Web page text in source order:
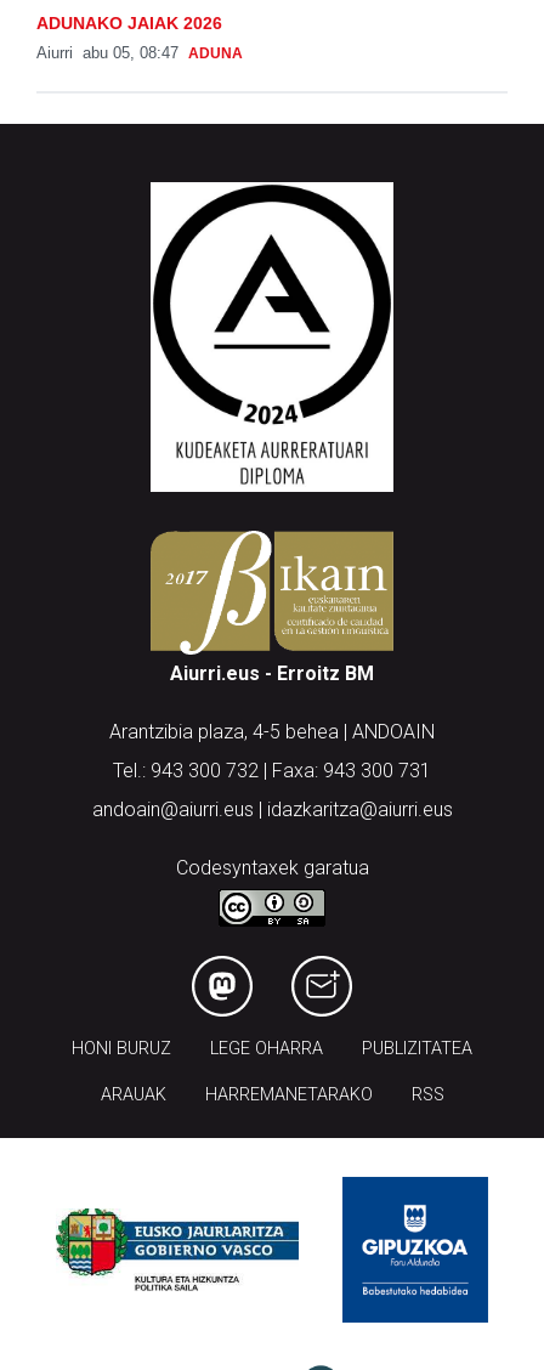
ADUNAKO JAIAK 2026
Aiurri abu 05, 08:47 ADUNA
Aiurri.eus - Erroitz BM
Arantzibia plaza, 4-5 behea | ANDOAIN
Tel.: 943 300 732 | Faxa: 943 300 731
andoain@aiurri.eus | idazkaritza@aiurri.eus
Codesyntaxek garatua
HONI BURUZ LEGE OHARRA PUBLIZITATEA
ARAUAK HARREMANETARAKO RSS